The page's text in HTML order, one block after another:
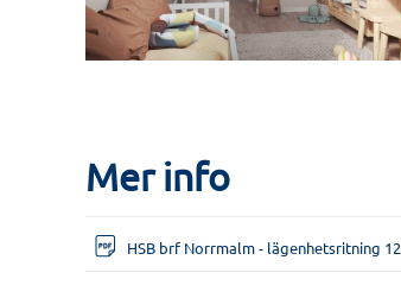
Mer info
HSB brf Norrmalm - lägenhetsritning 12